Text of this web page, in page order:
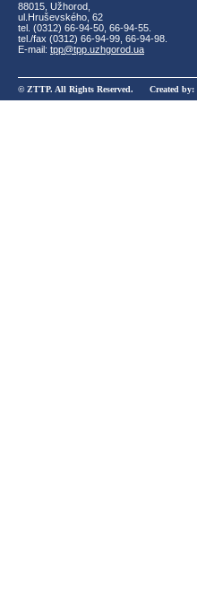
88015, Užhorod,
ul.Hruševského, 62
tel. (0312) 66-94-50, 66-94-55.
tel./fax (0312) 66-94-99, 66-94-98.
E-mail: tpp@tpp.uzhgorod.ua
© ZTTP. All Rights Reserved. Created by: